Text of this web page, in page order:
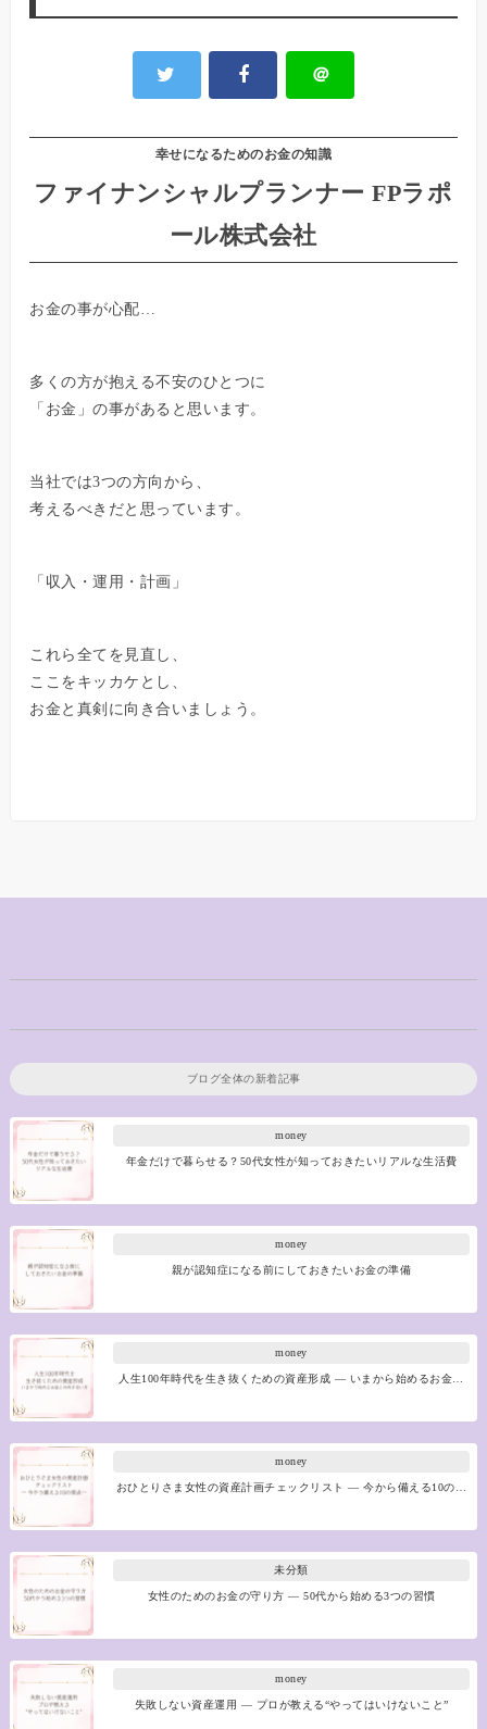
＠
幸せになるためのお金の知識
ファイナンシャルプランナー FPラポ
ール株式会社
お金の事が心配…
多くの方が抱える不安のひとつに
「お金」の事があると思います。
当社では3つの方向から、
考えるべきだと思っています。
「収入・運用・計画」
これら全てを見直し、
ここをキッカケとし、
お金と真剣に向き合いましょう。
ブログ全体の新着記事
money
年金だけで暮らせる？50代女性が知っておきたいリアルな生活費
money
親が認知症になる前にしておきたいお金の準備
money
人生100年時代を生き抜くための資産形成 ― いまから始めるお金…
money
おひとりさま女性の資産計画チェックリスト ― 今から備える10の…
未分類
女性のためのお金の守り方 ― 50代から始める3つの習慣
money
失敗しない資産運用 ― プロが教える“やってはいけないこと”